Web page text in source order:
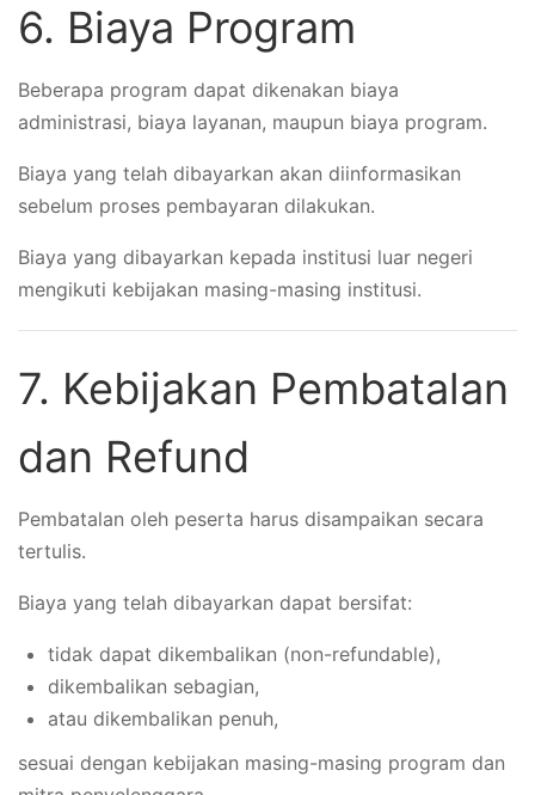
6. Biaya Program
Beberapa program dapat dikenakan biaya
administrasi, biaya layanan, maupun biaya program.
Biaya yang telah dibayarkan akan diinformasikan
sebelum proses pembayaran dilakukan.
Biaya yang dibayarkan kepada institusi luar negeri
mengikuti kebijakan masing-masing institusi.
7. Kebijakan Pembatalan
dan Refund
Pembatalan oleh peserta harus disampaikan secara
tertulis.
Biaya yang telah dibayarkan dapat bersifat:
tidak dapat dikembalikan (non-refundable),
dikembalikan sebagian,
atau dikembalikan penuh,
sesuai dengan kebijakan masing-masing program dan